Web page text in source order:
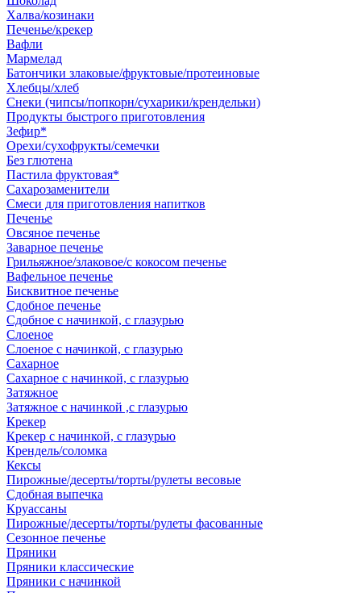
Халва/козинаки
Печенье/крекер
Вафли
Мармелад
Батончики злаковые/фруктовые/протеиновые
Хлебцы/хлеб
Снеки (чипсы/попкорн/сухарики/крендельки)
Продукты быстрого приготовления
Зефир*
Орехи/сухофрукты/семечки
Без глютена
Пастила фруктовая*
Сахарозаменители
Смеси для приготовления напитков
Печенье
Овсяное печенье
Заварное печенье
Грильяжное/злаковое/с кокосом печенье
Вафельное печенье
Бисквитное печенье
Сдобное печенье
Сдобное с начинкой, с глазурью
Слоеное
Слоеное с начинкой, с глазурью
Сахарное
Сахарное с начинкой, с глазурью
Затяжное
Затяжное с начинкой ,с глазурью
Крекер
Крекер с начинкой, с глазурью
Крендель/соломка
Кексы
Пирожные/десерты/торты/рулеты весовые
Сдобная выпечка
Круассаны
Пирожные/десерты/торты/рулеты фасованные
Сезонное печенье
Пряники
Пряники классические
Пряники с начинкой